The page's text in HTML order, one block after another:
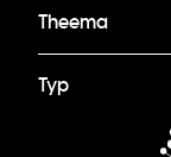
Theema
Typ